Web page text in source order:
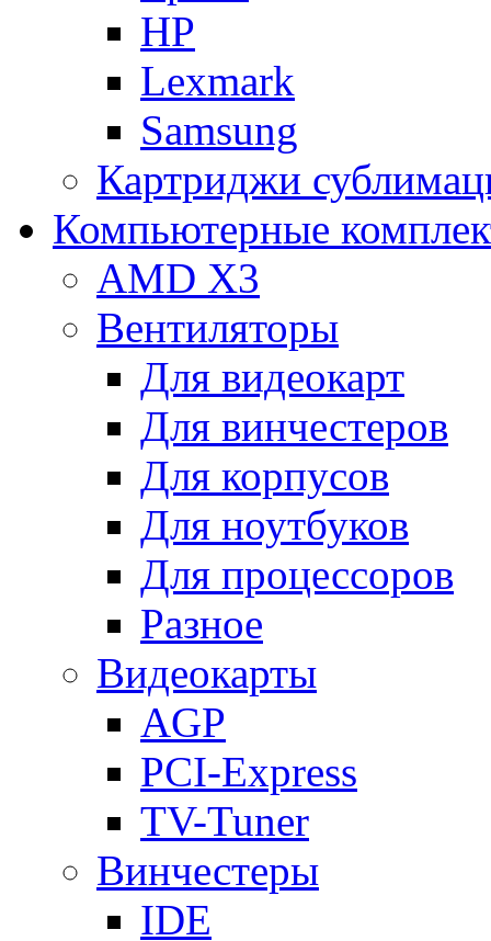
HP
Lexmark
Samsung
Картриджи
Компьютерные
AMD X3
Вентиляторы
Для видеокарт
Для винчестеров
Для корпусов
Для ноутбуков
Для процессоров
Разное
Видеокарты
AGP
PCI-Express
TV-Tuner
Винчестеры
IDE